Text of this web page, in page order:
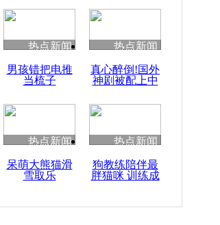
因
度苗族花山节
魂
热点新闻
男孩错把电推
当梳子
热点新闻
真心醉倒!国外
神剧被配上中
热点新闻
呆萌大熊猫滑
雪取乐
热点新闻
狗教练陪伴最
胖猫咪 训练成